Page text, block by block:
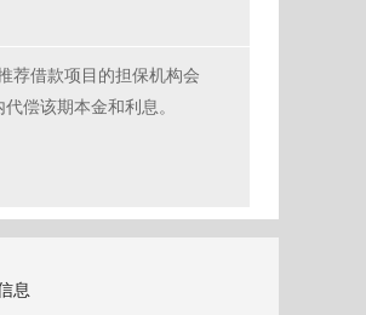
荐借款项目的担保机构会
偿该期本金和利息。
息